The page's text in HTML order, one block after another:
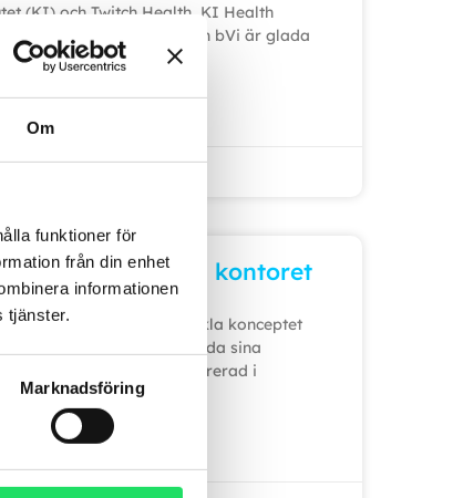
Om
funktioner för
från din enhet
informationen
tjänster.
Marknadsföring
(KI) och Twitch Health, KI Health
har inletts. Utmaningen bVi är glada
Välbefinnande på kontoret
Health fortsätter att utveckla konceptet
som vill erbjuda sina
en hälsoservice integrerad i
Under pandemin,